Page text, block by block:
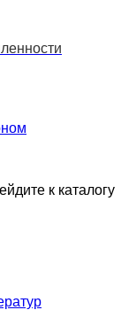
к каталогу